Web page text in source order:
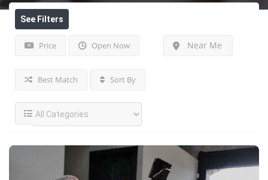
See Filters
Price Open Now Near Me
Best Match Sort By